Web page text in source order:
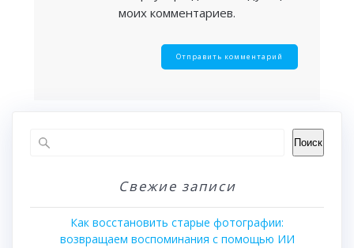
моих комментариев.
Поиск
Свежие записи
Как восстановить старые фотографии:
возвращаем воспоминания с помощью ИИ